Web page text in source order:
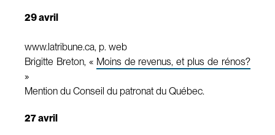
29 avril
www.latribune.ca, p. web
Brigitte Breton, « Moins de revenus, et plus de rénos?
»
Mention du Conseil du patronat du Québec.
27 avril